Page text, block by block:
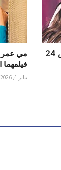
إليسا ووائل كفوري في الرياض 24
مي عمر
فيلمهما
يناير 4, 2026